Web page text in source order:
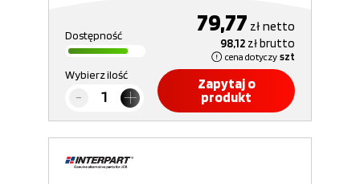
Dostępność 79,77 złnetto
98,12 złbrutto
cena dotyczy szt
Wybierz ilość
Zapytaj o
produkt